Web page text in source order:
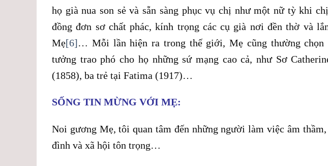
họ già nua son sẻ và sẵn sàng phục vụ chị như một nữ tỳ khi
đồng đơn sơ chất phác, kính trọng các cụ già nơi đền thờ và
Mẹ[6]… Mỗi lần hiện ra trong thế giới, Mẹ cũng thường chọn
tưởng trao phó cho họ những sứ mạng cao cả, như Sơ
(1858), ba trẻ tại Fatima (1917)…
SỐNG TIN MỪNG VỚI MẸ:
Noi gương Mẹ, tôi quan tâm đến những người làm việc âm
đình và xã hội tôn trọng…